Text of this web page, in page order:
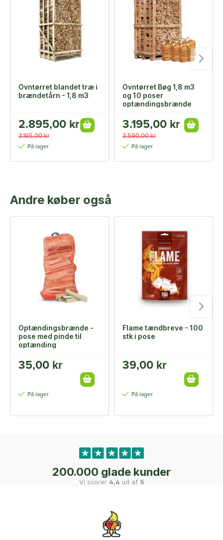
Ovntørret blandet træ i
brændetårn - 1,8 m3
2.895,00 kr
3.195,00 kr
På lager
Ovntørret Bøg 1,8 m3
og 10 poser
optændingsbrænde
3.195,00 kr
3.590,00 kr
På lager
Andre køber også
Optændingsbrænde -
pose med pinde til
optænding
35,00 kr
På lager
Flame tændbreve - 100
stk i pose
39,00 kr
På lager
200.000 glade kunder
Vi scorer 4,4 ud af 5